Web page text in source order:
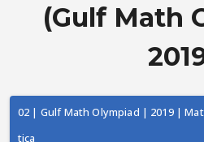
(Gulf Math
02 | Gulf Math Olympiad | 2019 |
tica